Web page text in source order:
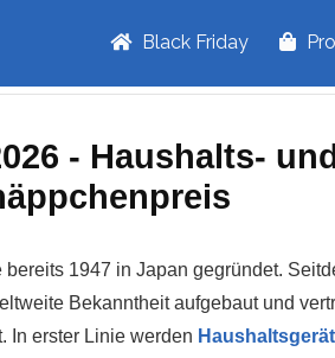
Black Friday
- Haushalts-
bereits 1947 in Japan gegründet.
Bekanntheit aufgebaut und
In erster Linie werden